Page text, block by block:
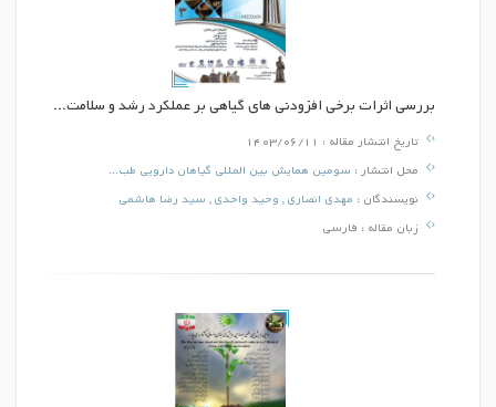
بررسی اثرات برخی افزودنی های گیاهی بر عملکرد رشد و سلامت...
تاریخ انتشار مقاله : 1403/06/11
محل انتشار : سومین همایش بین المللی گیاهان دارویی طب...
نویسندگان : مهدی انصاری, وحید واحدی, سید رضا هاشمی
زبان مقاله : فارسی